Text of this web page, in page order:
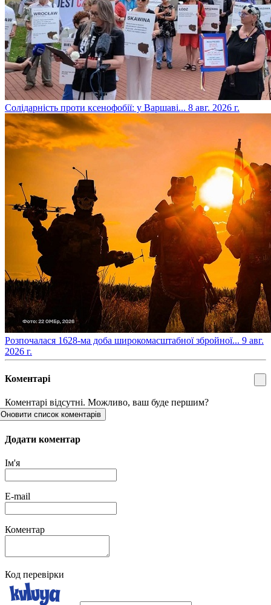
​Солідарність проти ксенофобії: у Варшаві... 8 авг. 2026 г.
​Розпочалася 1628-ма доба широкомасштабної збройної... 9 авг.
2026 г.
Коментарі
Коментарі відсутні. Можливо, ваш буде першим?
Оновити список коментарів
Додати коментар
Ім'я
E-mail
Коментар
Код перевірки